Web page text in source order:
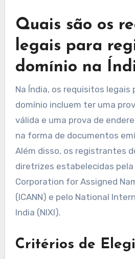
Quais são os
legais para
domínio na
Na Índia, os requisitos legais
domínio incluem ter uma
válida e uma prova de
na forma de documentos
Além disso, os registrantes
diretrizes estabelecidas
Corporation for Assigned
(ICANN) e pelo National
India (NIXI).
Critérios de